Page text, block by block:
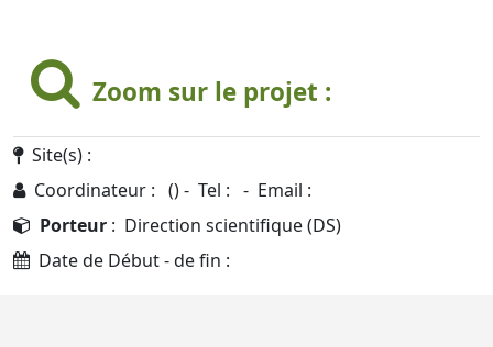
Zoom sur le projet :
Site(s) :
Coordinateur : () - Tel : - Email :
Porteur : Direction scientifique (DS)
Date de Début - de fin :